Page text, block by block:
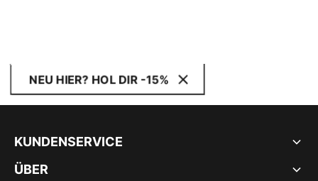
NEU HIER? HOL DIR -15%
KUNDENSERVICE
ÜBER